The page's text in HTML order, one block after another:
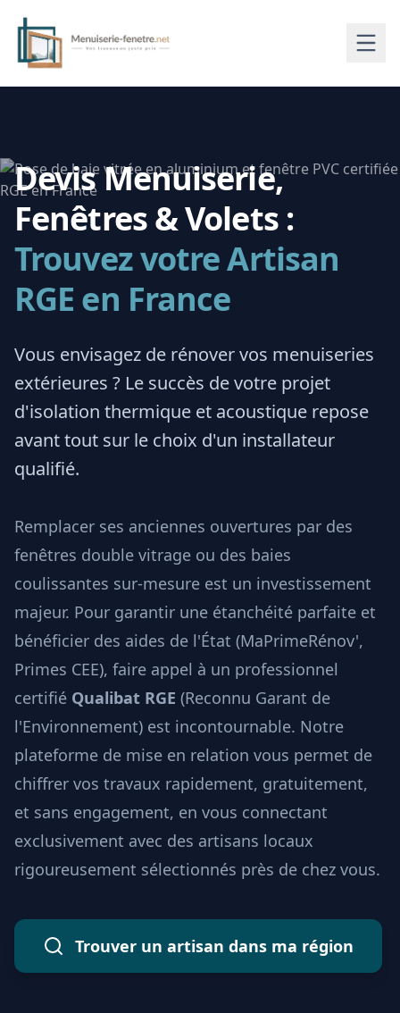
Devis Menuiserie,
Fenêtres & Volets :
Trouvez votre Artisan
RGE en France
Vous envisagez de rénover vos menuiseries
extérieures ? Le succès de votre projet
d'isolation thermique et acoustique repose
avant tout sur le choix d'un installateur
qualifié.
Remplacer ses anciennes ouvertures par des
fenêtres double vitrage ou des baies
coulissantes sur-mesure est un investissement
majeur. Pour garantir une étanchéité parfaite et
bénéficier des aides de l'État (MaPrimeRénov',
Primes CEE), faire appel à un professionnel
certifié Qualibat RGE (Reconnu Garant de
l'Environnement) est incontournable. Notre
plateforme de mise en relation vous permet de
chiffrer vos travaux rapidement, gratuitement,
et sans engagement, en vous connectant
exclusivement avec des artisans locaux
rigoureusement sélectionnés près de chez vous.
Trouver un artisan dans ma région